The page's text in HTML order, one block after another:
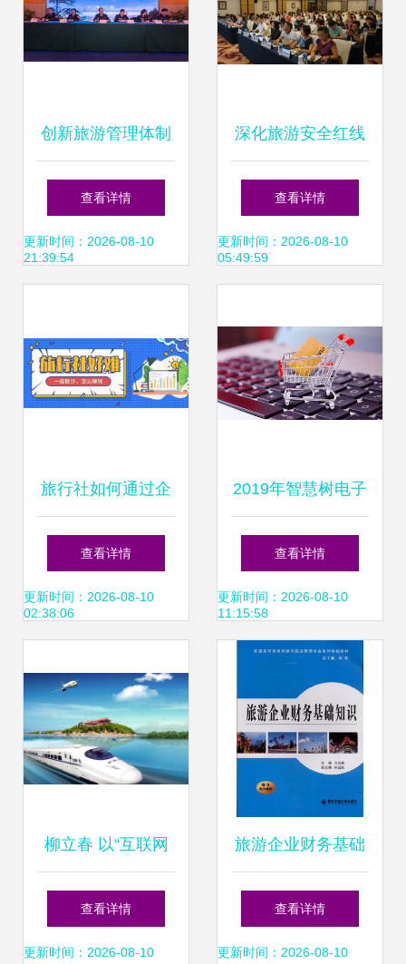
创新旅游管理体制
机制 优化全域旅游
发展环境——黄山
作综述
查看详情
更新时间：2026-08-10
21:39:54
深化旅游安全红线
意识 旅游法规及安
全管理培训昨日开
查看详情
更新时间：2026-08-10
05:49:59
旅行社如何通过企
业网盘高效工作，
轻松赚钱 住宿服务
查看详情
更新时间：2026-08-10
02:38:06
2019年智慧树电子
商务轻松学单元测
试答案详解 住宿服
务篇
查看详情
更新时间：2026-08-10
11:15:58
柳立春 以“互联网
+旅游”新思维，重
塑旅行社商城未来
查看详情
更新时间：2026-08-10
旅游企业财务基础
知识 住宿服务篇
查看详情
更新时间：2026-08-10